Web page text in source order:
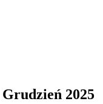
Grudzień 2025